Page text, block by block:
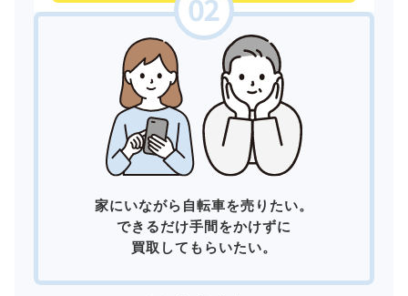
家にいながら自転車を売りたい。
できるだけ手間をかけずに
買取してもらいたい。